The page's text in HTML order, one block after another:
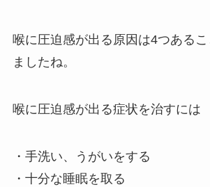
喉に圧迫感が出る原因は4つある
ましたね。
喉に圧迫感が出る症状を治すには
・手洗い、うがいをする
・十分な睡眠を取る